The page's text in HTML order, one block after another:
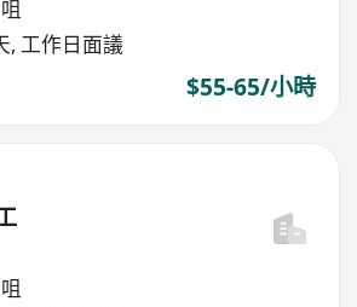
, 工作日面議
$55-65/小時